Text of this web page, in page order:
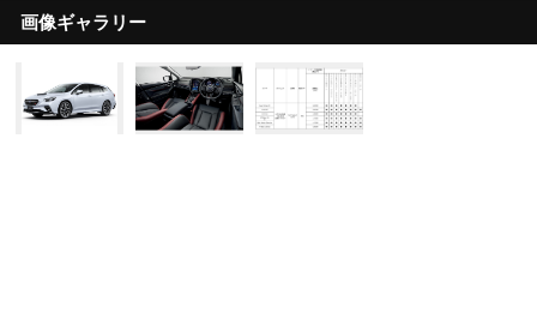
画像ギャラリー